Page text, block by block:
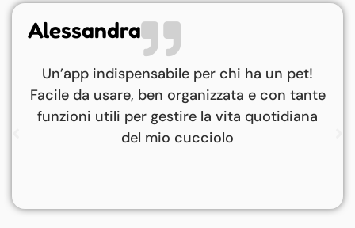
Ilaria
L’ho scaricata senza troppe aspettative e
invece è stata una scoperta! Semplice,
veloce e con tutto il necessario per gestire
il mio cane.